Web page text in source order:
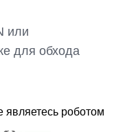
или
для обхода
являетесь роботом